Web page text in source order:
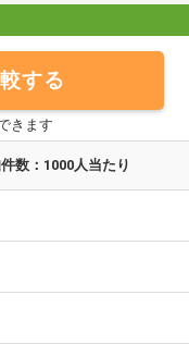
する
きます
数：1000人当たり